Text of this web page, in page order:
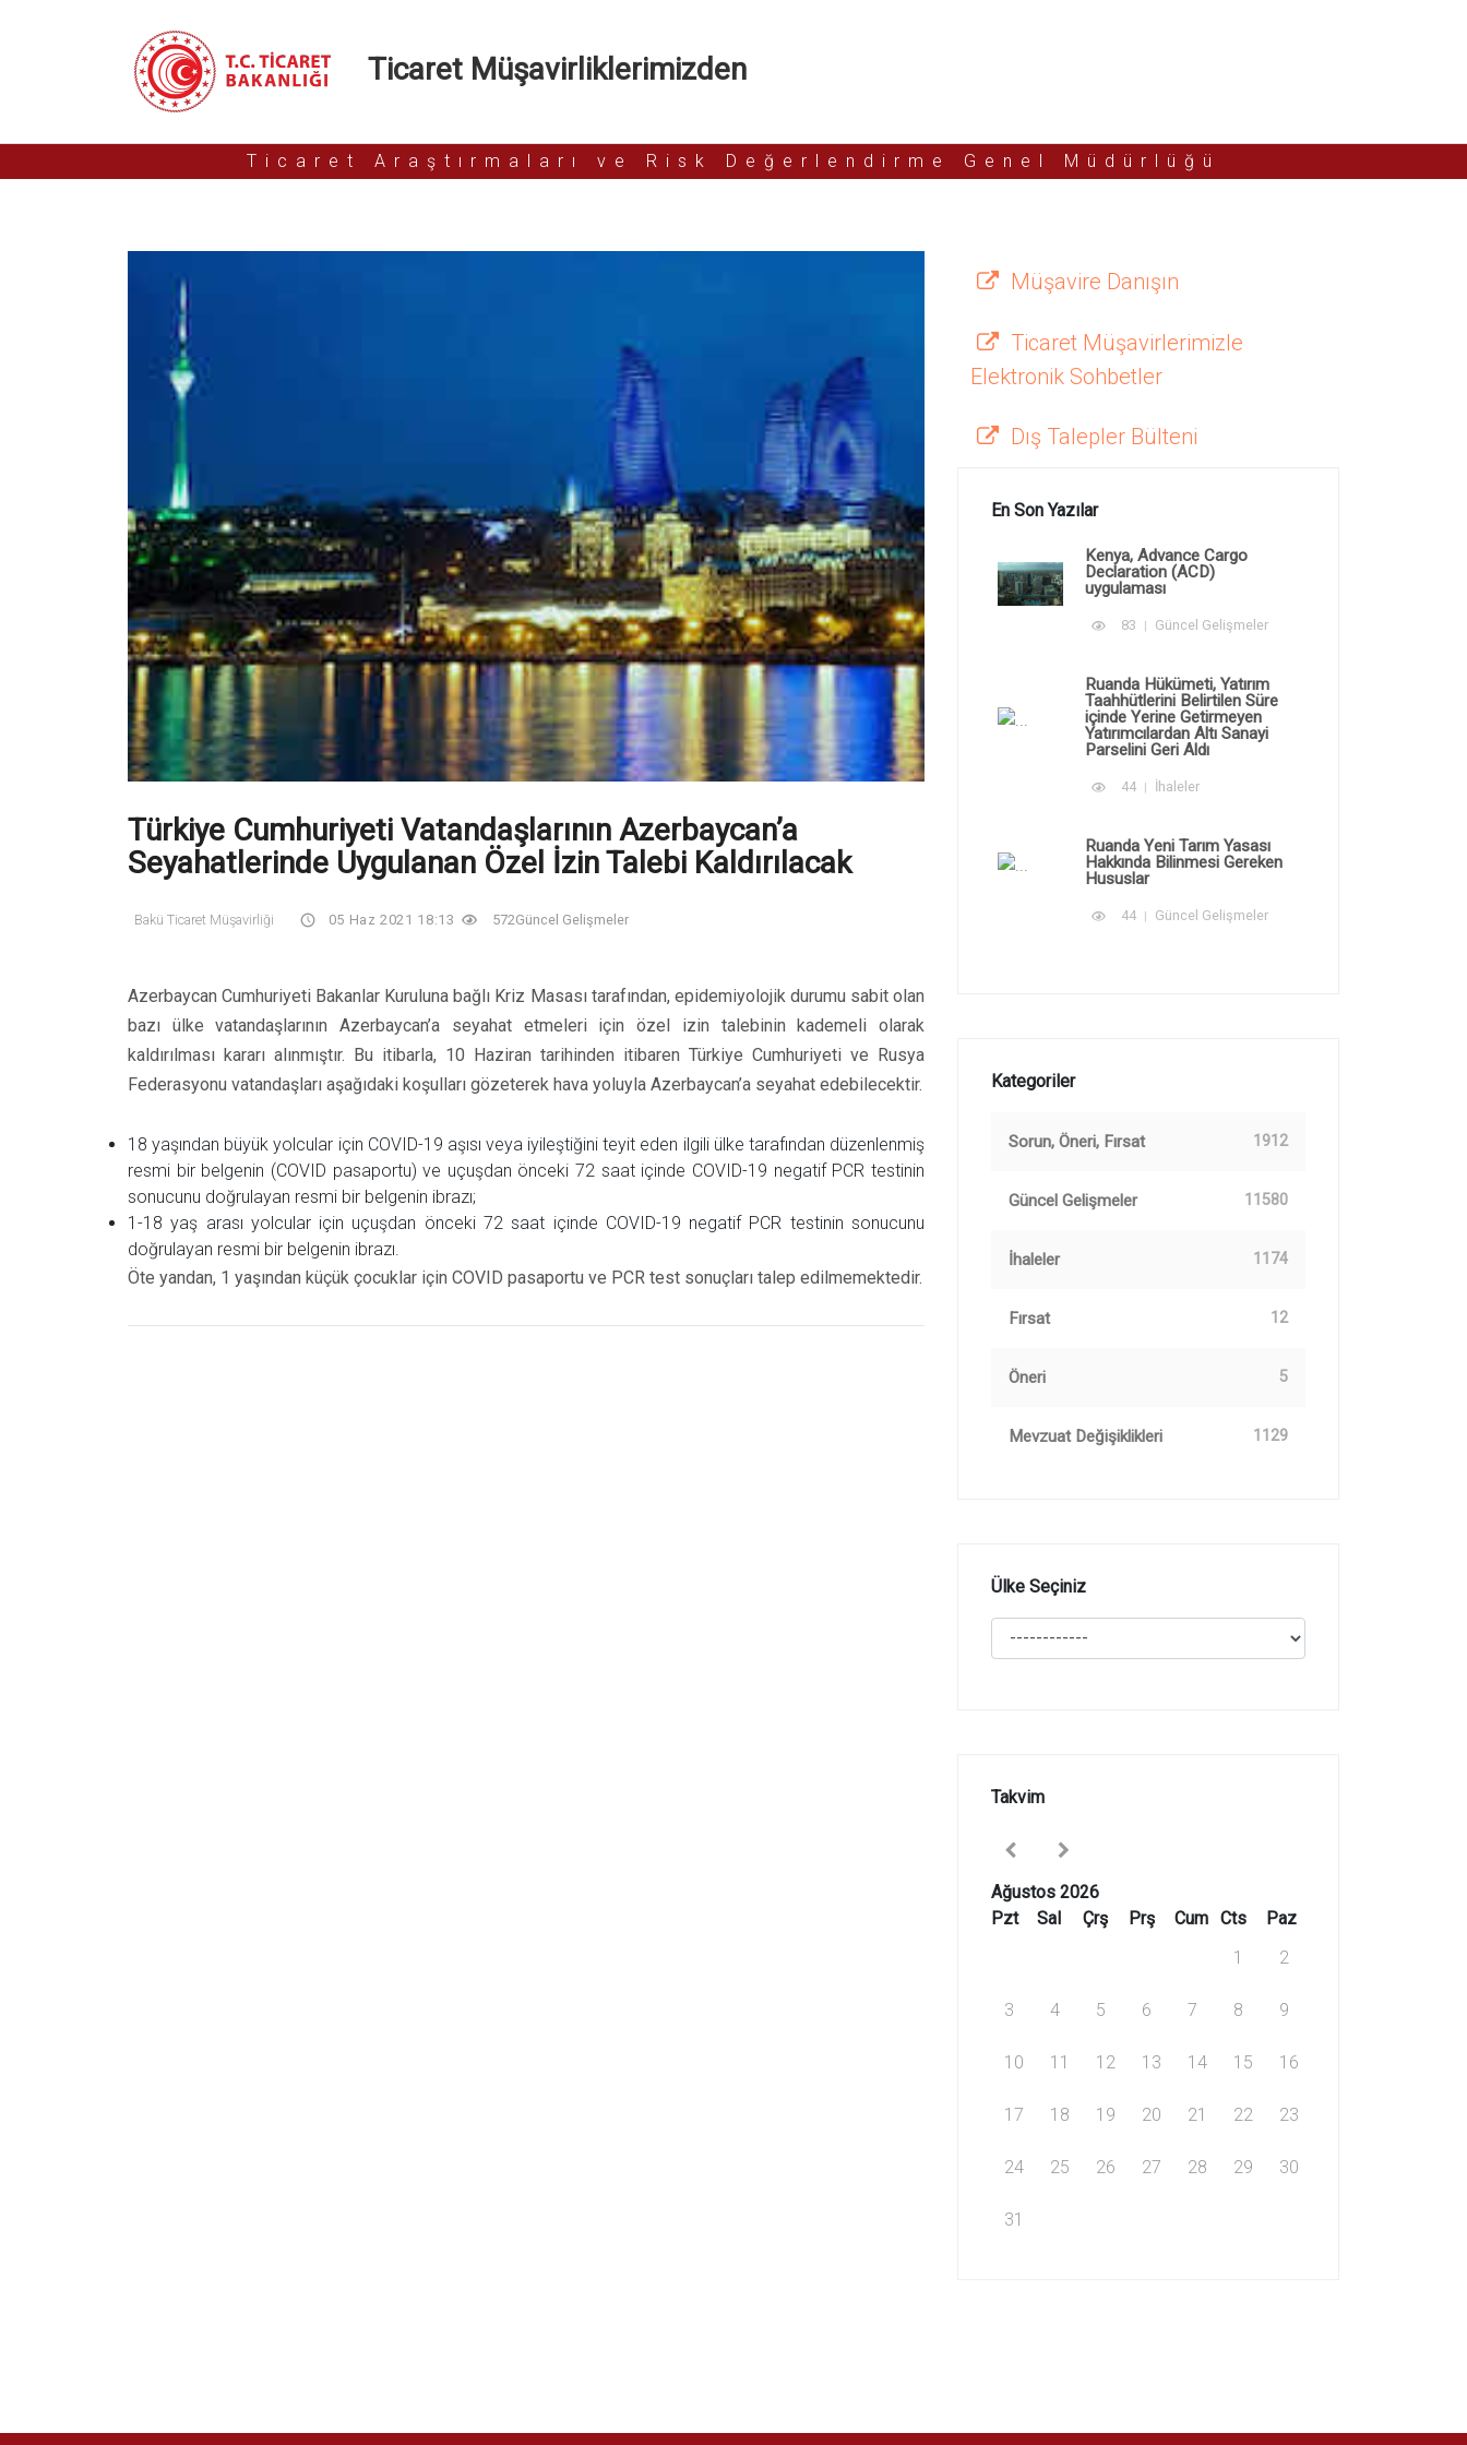
Ticaret Müşavirliklerimizden
Ticaret Araştırmaları ve Risk Değerlendirme Genel Müdürlüğü
Türkiye Cumhuriyeti Vatandaşlarının Azerbaycan’a
Seyahatlerinde Uygulanan Özel İzin Talebi Kaldırılacak
Bakü Ticaret Müşavirliği 05 Haz 2021 18:13 572Güncel Gelişmeler
Azerbaycan Cumhuriyeti Bakanlar Kuruluna bağlı Kriz Masası tarafından, epidemiyolojik durumu sabit olan
bazı ülke vatandaşlarının Azerbaycan’a seyahat etmeleri için özel izin talebinin kademeli olarak
kaldırılması kararı alınmıştır. Bu itibarla, 10 Haziran tarihinden itibaren Türkiye Cumhuriyeti ve Rusya
Federasyonu vatandaşları aşağıdaki koşulları gözeterek hava yoluyla Azerbaycan’a seyahat edebilecektir.
18 yaşından büyük yolcular için COVID-19 aşısı veya iyileştiğini teyit eden ilgili ülke tarafından düzenlenmiş
resmi bir belgenin (COVID pasaportu) ve uçuşdan önceki 72 saat içinde COVID-19 negatif PCR testinin
sonucunu doğrulayan resmi bir belgenin ibrazı;
1-18 yaş arası yolcular için uçuşdan önceki 72 saat içinde COVID-19 negatif PCR testinin sonucunu
doğrulayan resmi bir belgenin ibrazı.
Öte yandan, 1 yaşından küçük çocuklar için COVID pasaportu ve PCR test sonuçları talep edilmemektedir.
Müşavire Danışın
Ticaret Müşavirlerimizle
Elektronik Sohbetler
Dış Talepler Bülteni
En Son Yazılar
Kenya, Advance Cargo
Declaration (ACD)
uygulaması
83 Güncel Gelişmeler
Ruanda Hükümeti, Yatırım
Taahhütlerini Belirtilen Süre
içinde Yerine Getirmeyen
Yatırımcılardan Altı Sanayi
Parselini Geri Aldı
44 İhaleler
Ruanda Yeni Tarım Yasası
Hakkında Bilinmesi Gereken
Hususlar
44 Güncel Gelişmeler
Kategoriler
Sorun, Öneri, Fırsat 1912
Güncel Gelişmeler 11580
İhaleler 1174
Fırsat 12
Öneri 5
Mevzuat Değişiklikleri 1129
Ülke Seçiniz
Takvim
Ağustos 2026
Pzt
Sal Çrş Prş Cum Cts
Paz
1
2
3 4 5 6 7 8 9
10 11 12 13 14 15 16
17 18 19 20 21 22 23
24 25 26 27 28 29 30
31